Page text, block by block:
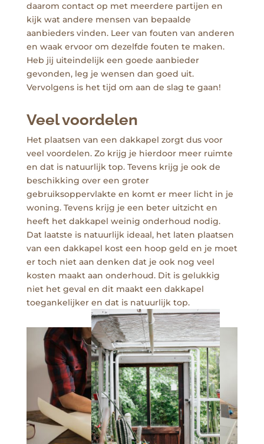
daarom contact op met meerdere partijen en
kijk wat andere mensen van bepaalde
aanbieders vinden. Leer van fouten van anderen
en waak ervoor om dezelfde fouten te maken.
Heb jij uiteindelijk een goede aanbieder
gevonden, leg je wensen dan goed uit.
Vervolgens is het tijd om aan de slag te gaan!
Veel voordelen
Het plaatsen van een dakkapel zorgt dus voor
veel voordelen. Zo krijg je hierdoor meer ruimte
en dat is natuurlijk top. Tevens krijg je ook de
beschikking over een groter
gebruiksoppervlakte en komt er meer licht in je
woning. Tevens krijg je een beter uitzicht en
heeft het dakkapel weinig onderhoud nodig.
Dat laatste is natuurlijk ideaal, het laten plaatsen
van een dakkapel kost een hoop geld en je moet
er toch niet aan denken dat je ook nog veel
kosten maakt aan onderhoud. Dit is gelukkig
niet het geval en dit maakt een dakkapel
toegankelijker en dat is natuurlijk top.